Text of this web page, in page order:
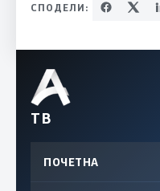
СПОДЕЛИ:
ТВ
ПОЧЕТНА